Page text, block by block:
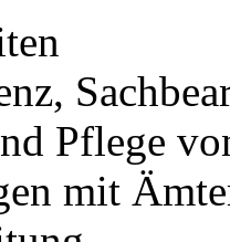
Pflege
mit